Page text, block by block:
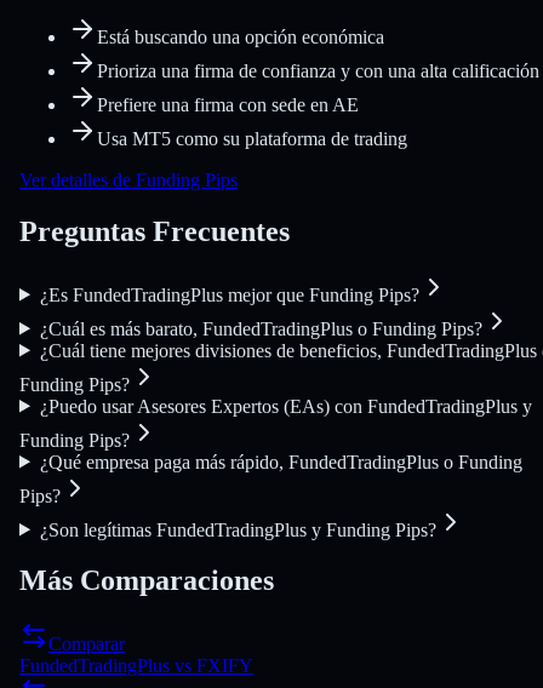
Está buscando una opción económica
Prioriza una firma de confianza y con una alta calificación
Prefiere una firma con sede en AE
Usa MT5 como su plataforma de trading
Ver detalles de Funding Pips
Preguntas Frecuentes
¿Es FundedTradingPlus mejor que Funding Pips?
¿Cuál es más barato, FundedTradingPlus o Funding Pips?
¿Cuál tiene mejores divisiones de beneficios, FundedTradingPlus
Funding Pips?
¿Puedo usar Asesores Expertos (EAs) con FundedTradingPlus y
Funding Pips?
¿Qué empresa paga más rápido, FundedTradingPlus o Funding
Pips?
¿Son legítimas FundedTradingPlus y Funding Pips?
Más Comparaciones
Comparar
FundedTradingPlus vs FXIFY